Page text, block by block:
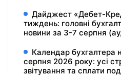
Дайджест «Дебет-
тиждень: головні
новини за 3-7 серпня
Календар бухгалтера
серпня 2026 року: усі
звітування та сплати